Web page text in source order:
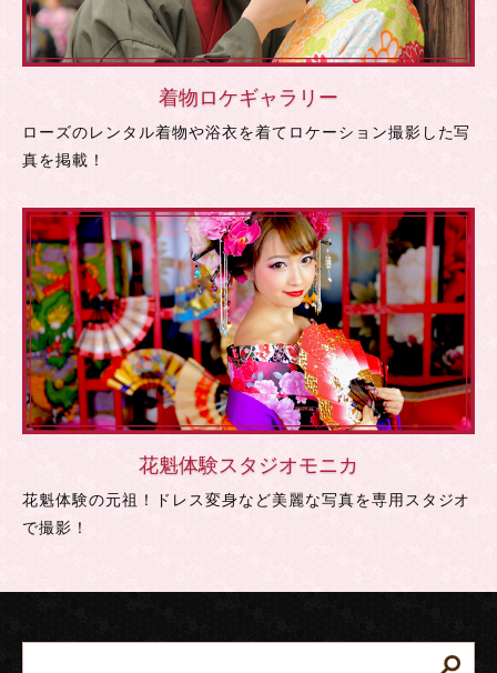
着物ロケギャラリー
ローズのレンタル着物や浴衣を着てロケーション撮影した写
真を掲載！
花魁体験スタジオモニカ
花魁体験の元祖！ドレス変身など美麗な写真を専用スタジオ
で撮影！